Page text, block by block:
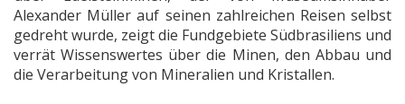
Alexander Müller auf seinen zahlreichen Reisen selbst
gedreht wurde, zeigt die Fundgebiete Südbrasiliens und
verrät Wissenswertes über die Minen, den Abbau und
die Verarbeitung von Mineralien und Kristallen.